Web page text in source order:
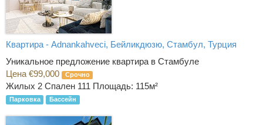
Квартира - Adnankahveci, Бейликдюзю, Стамбул, Турция
Уникальное предложение квартира в Стамбуле
Цена €99,000
Срочно
Жилых 2 Спален 111 Площадь: 115м²
Парковка Бассейн